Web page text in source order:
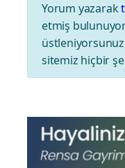
Yorum yazarak
etmiş
sitemiz hiçbir